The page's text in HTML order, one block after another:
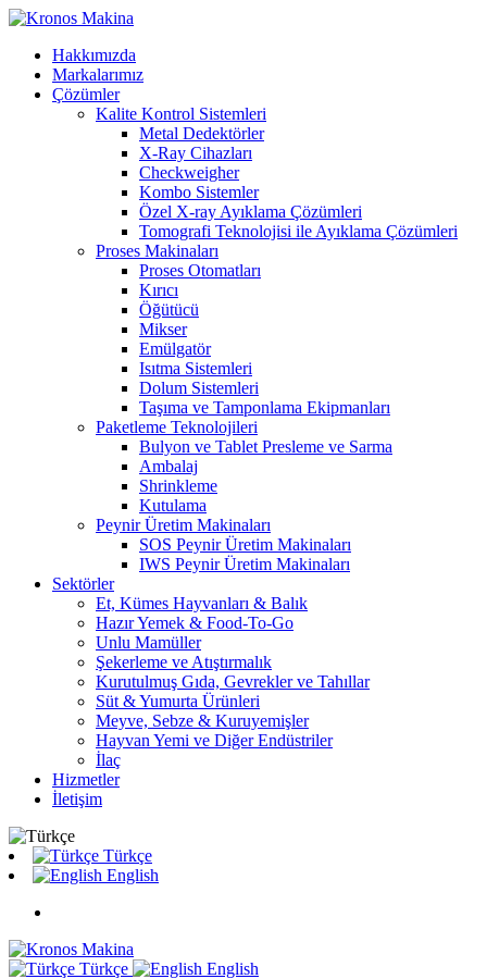
Hakkımızda
Markalarımız
Çözümler
Kalite Kontrol Sistemleri
Metal Dedektörler
X-Ray Cihazları
Checkweigher
Kombo Sistemler
Özel X-ray Ayıklama Çözümleri
Tomografi Teknolojisi ile Ayıklama Çözümleri
Proses Makinaları
Proses Otomatları
Kırıcı
Öğütücü
Mikser
Emülgatör
Isıtma Sistemleri
Dolum Sistemleri
Taşıma ve Tamponlama Ekipmanları
Paketleme Teknolojileri
Bulyon ve Tablet Presleme ve Sarma
Ambalaj
Shrinkleme
Kutulama
Peynir Üretim Makinaları
SOS Peynir Üretim Makinaları
IWS Peynir Üretim Makinaları
Sektörler
Et, Kümes Hayvanları & Balık
Hazır Yemek & Food-To-Go
Unlu Mamüller
Şekerleme ve Atıştırmalık
Kurutulmuş Gıda, Gevrekler ve Tahıllar
Süt & Yumurta Ürünleri
Meyve, Sebze & Kuruyemişler
Hayvan Yemi ve Diğer Endüstriler
İlaç
Hizmetler
İletişim
Türkçe
English
Türkçe English